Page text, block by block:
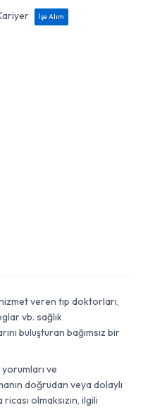
İşe Alım
veren tıp doktorları,
vb. sağlık
buluşturan bağımsız bir
ve
doğrudan veya dolaylı
olmaksızın, ilgili